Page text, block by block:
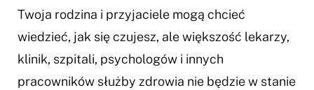
Twoja rodzina i przyjaciele mogą chcieć
wiedzieć, jak się czujesz, ale większość lekarzy,
klinik, szpitali, psychologów i innych
pracowników służby zdrowia nie będzie w stanie